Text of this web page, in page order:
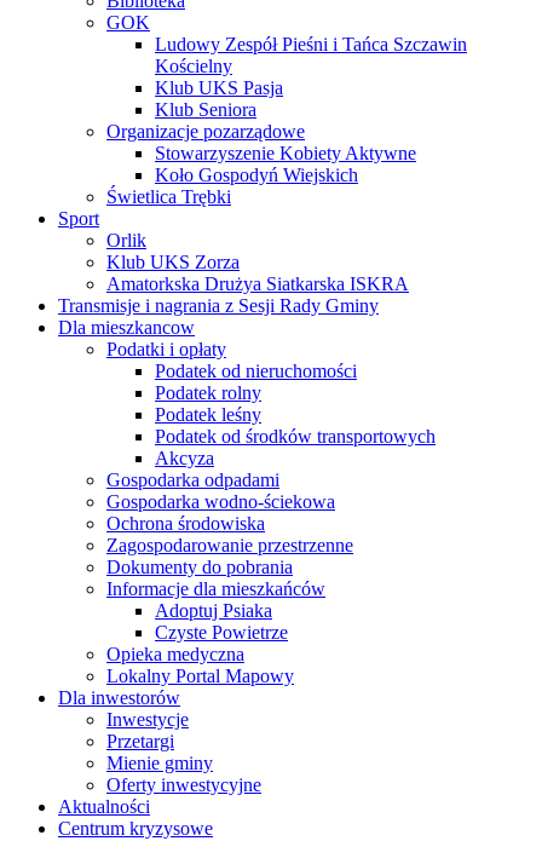
GOK
Ludowy Zespół Pieśni i Tańca Szczawin
Kościelny
Klub UKS Pasja
Klub Seniora
Organizacje pozarządowe
Stowarzyszenie Kobiety Aktywne
Koło Gospodyń Wiejskich
Świetlica Trębki
Sport
Orlik
Klub UKS Zorza
Amatorkska Drużya Siatkarska ISKRA
Transmisje i nagrania z Sesji Rady Gminy
Dla mieszkancow
Podatki i opłaty
Podatek od nieruchomości
Podatek rolny
Podatek leśny
Podatek od środków transportowych
Akcyza
Gospodarka odpadami
Gospodarka wodno-ściekowa
Ochrona środowiska
Zagospodarowanie przestrzenne
Dokumenty do pobrania
Informacje dla mieszkańców
Adoptuj Psiaka
Czyste Powietrze
Opieka medyczna
Lokalny Portal Mapowy
Dla inwestorów
Inwestycje
Przetargi
Mienie gminy
Oferty inwestycyjne
Aktualności
Centrum kryzysowe